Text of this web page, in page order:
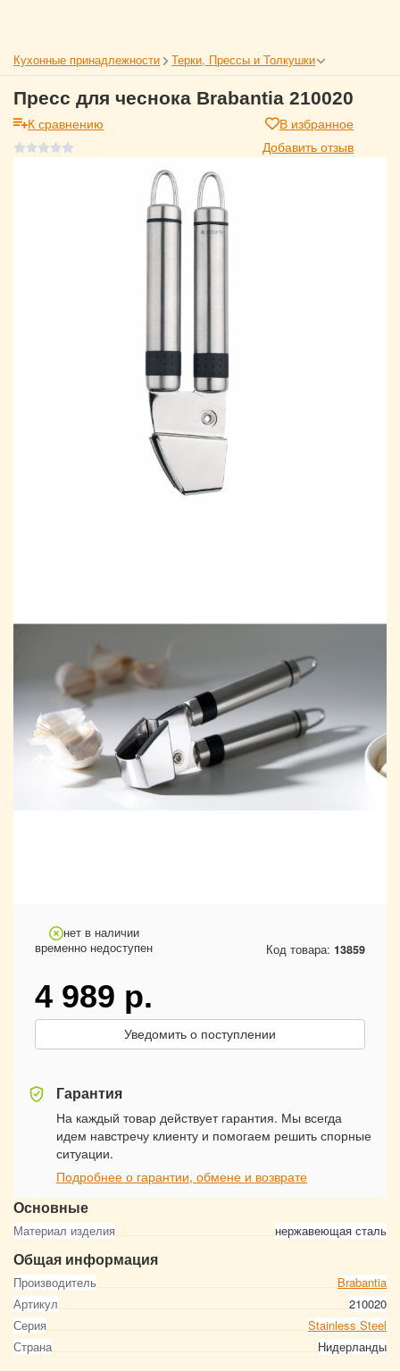
Кухонные принадлежности Терки, Прессы и Толкушки
Пресс для чеснока Brabantia 210020
К сравнению
В избранное
Добавить отзыв
Основные
Материал изделия нержавеющая сталь
Общая информация
Производитель
Brabantia
Артикул
210020
Серия
Stainless Steel
Страна
Нидерланды
нет в наличии
временно недоступен
Код товара: 13859
4 989 р.
Уведомить о поступлении
Гарантия
На каждый товар действует гарантия. Мы всегда
идем навстречу клиенту и помогаем решить спорные
ситуации.
Подробнее о гарантии, обмене и возврате